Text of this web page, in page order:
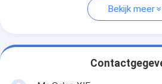
Bekijk meer